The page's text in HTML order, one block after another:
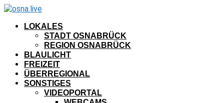
LOKALES
STADT OSNABRÜCK
REGION OSNABRÜCK
BLAULICHT
FREIZEIT
ÜBERREGIONAL
SONSTIGES
VIDEOPORTAL